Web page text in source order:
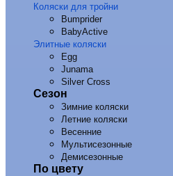
Коляски для тройни
Bumprider
BabyActive
Элитные коляски
Egg
Junama
Silver Cross
Сезон
Зимние коляски
Летние коляски
Весенние
Мультисезонные
Демисезонные
По цвету